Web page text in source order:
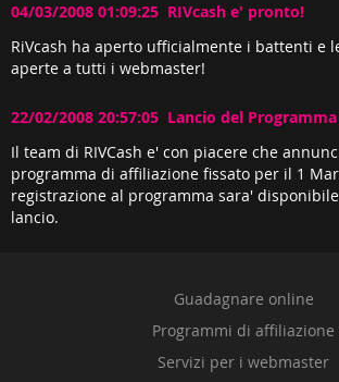
04/03/2008 01:09:25 RIVcash e' pronto!
RiVcash ha aperto ufficialmente i battenti e
aperte a tutti i webmaster!
22/02/2008 20:57:05 Lancio del Programma
Il team di RIVCash e' con piacere che
programma di affiliazione fissato per il 1
registrazione al programma sara'
lancio.
Guadagnare online
Programmi di affiliazione
Servizi per i webmaster